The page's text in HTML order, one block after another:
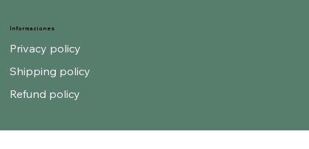
Informaciones
Privacy policy
Shipping policy